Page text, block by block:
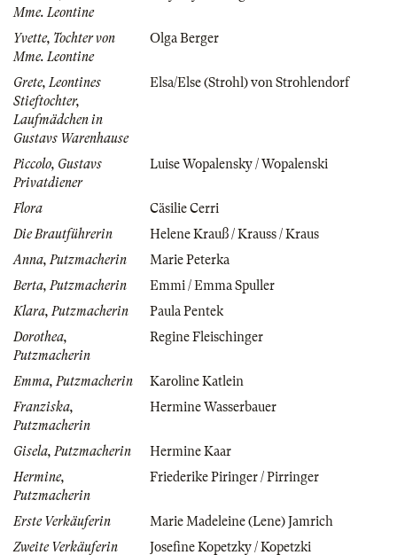
Mme. Leontine
Yvette, Tochter von
Mme. Leontine
Olga Berger
Grete, Leontines
Stieftochter,
Laufmädchen in
Gustavs Warenhause
Elsa/Else (Strohl) von Strohlendorf
Piccolo, Gustavs
Privatdiener
Luise Wopalensky / Wopalenski
Flora
Cäsilie Cerri
Die Brautführerin
Helene Krauß / Krauss / Kraus
Anna, Putzmacherin
Marie Peterka
Berta, Putzmacherin
Emmi / Emma Spuller
Klara, Putzmacherin
Paula Pentek
Dorothea,
Putzmacherin
Regine Fleischinger
Emma, Putzmacherin
Karoline Katlein
Franziska,
Putzmacherin
Hermine Wasserbauer
Gisela, Putzmacherin
Hermine Kaar
Hermine,
Putzmacherin
Friederike Piringer / Pirringer
Erste Verkäuferin
Marie Madeleine (Lene) Jamrich
Zweite Verkäuferin
Josefine Kopetzky / Kopetzki